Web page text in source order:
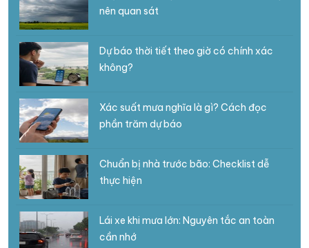
nên quan sát
Dự báo thời tiết theo giờ có chính xác
không?
Xác suất mưa nghĩa là gì? Cách đọc
phần trăm dự báo
Chuẩn bị nhà trước bão: Checklist dễ
thực hiện
Lái xe khi mưa lớn: Nguyên tắc an toàn
cần nhớ